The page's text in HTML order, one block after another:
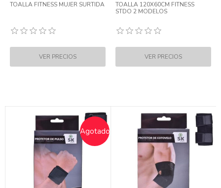
TOALLA FITNESS MUJER SURTIDA
TOALLA 120X60CM FITNESS
STDO 2 MODELOS
Agotado